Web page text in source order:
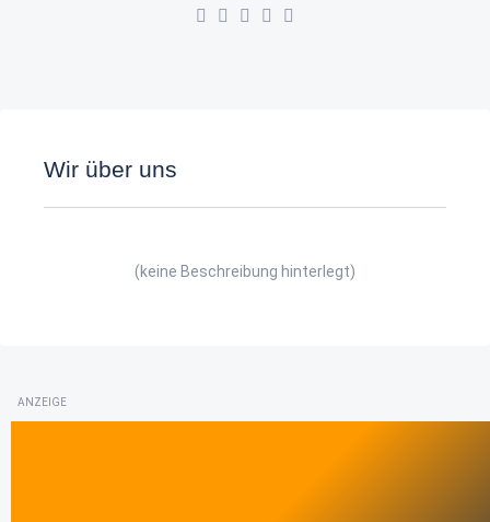
Wir über uns
(keine Beschreibung hinterlegt)
ANZEIGE